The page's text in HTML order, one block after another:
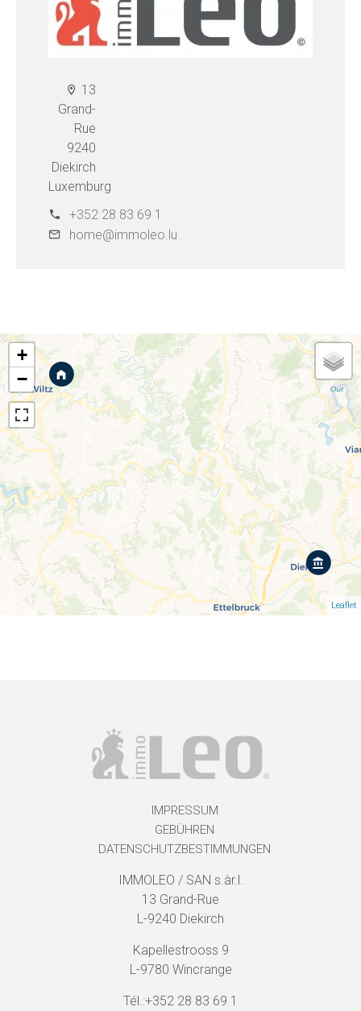
13
Grand-
Rue
9240
Diekirch
Luxemburg
+352 28 83 69 1
home@immoleo.lu
+
−
Leaflet
IMPRESSUM
GEBÜHREN
DATENSCHUTZBESTIMMUNGEN
IMMOLEO / SAN s.àr.l.
13 Grand-Rue
L-9240 Diekirch
Kapellestrooss 9
L-9780 Wincrange
Tél.:+352 28 83 69 1